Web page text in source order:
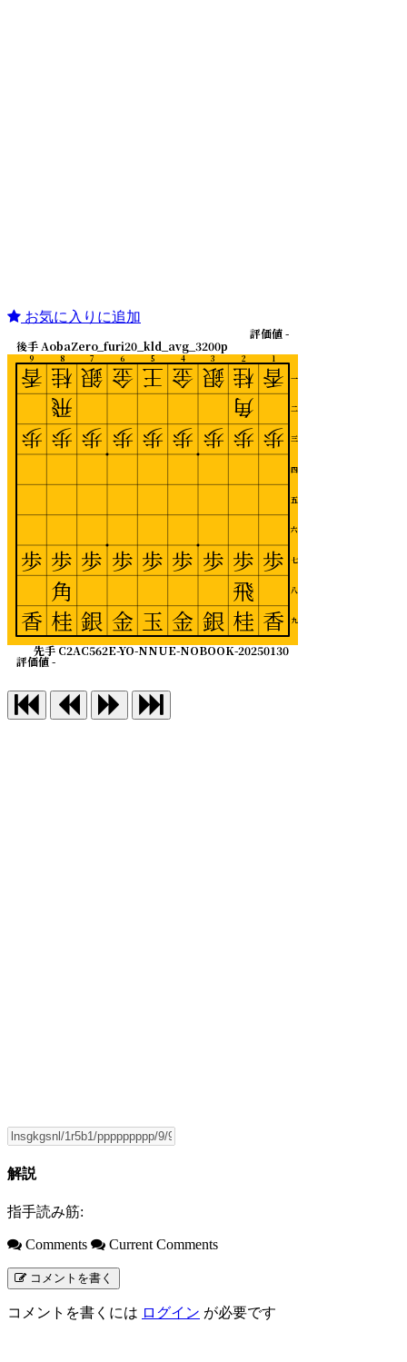
お気に入りに追加
1
2
3
4
5
6
7
8
9
一
二
三
四
五
六
七
八
九
先手 C2AC562E-YO-NNUE-NOBOOK-20250130
後手 AobaZero_furi20_kld_avg_3200p
評価値 -
評価値 -
香
歩
歩
香
桂
角
歩
歩
飛
桂
銀
歩
歩
銀
金
歩
歩
金
王
歩
歩
玉
金
歩
歩
金
銀
歩
歩
銀
桂
飛
歩
歩
角
桂
香
歩
歩
香
解説
指手読み筋:
Comments Current Comments
コメントを書く
コメントを書くには ログイン が必要です